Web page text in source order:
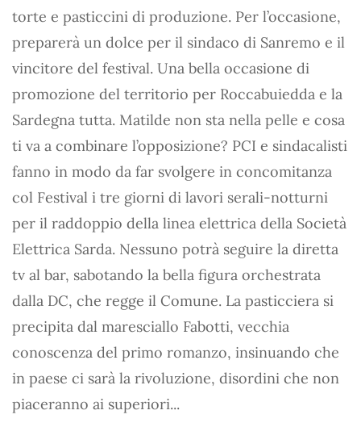
torte e pasticcini di produzione. Per l’occasione,
preparerà un dolce per il sindaco di Sanremo e il
vincitore del festival. Una bella occasione di
promozione del territorio per Roccabuiedda e la
Sardegna tutta. Matilde non sta nella pelle e cosa
ti va a combinare l’opposizione? PCI e sindacalisti
fanno in modo da far svolgere in concomitanza
col Festival i tre giorni di lavori serali-notturni
per il raddoppio della linea elettrica della Società
Elettrica Sarda. Nessuno potrà seguire la diretta
tv al bar, sabotando la bella figura orchestrata
dalla DC, che regge il Comune. La pasticciera si
precipita dal maresciallo Fabotti, vecchia
conoscenza del primo romanzo, insinuando che
in paese ci sarà la rivoluzione, disordini che non
piaceranno ai superiori...